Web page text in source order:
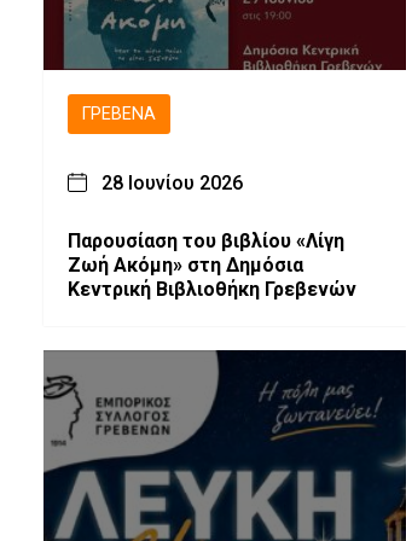
ΓΡΕΒΕΝΆ
28 Ιουνίου 2026
Παρουσίαση του βιβλίου «Λίγη
Ζωή Ακόμη» στη Δημόσια
Κεντρική Βιβλιοθήκη Γρεβενών